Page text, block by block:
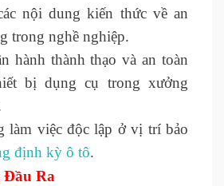
nội dung kiến thức về an
trong nghề nghiệp.
hành thành thạo và an toàn
bị dụng cụ trong xưởng
làm việc độc lập ở vị trí bảo
định kỳ ô tô.
Đầu Ra